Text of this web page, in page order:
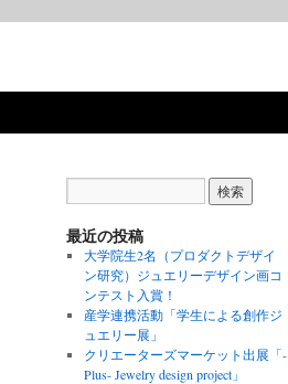
最近の投稿
大学院生2名（プロダクトデザイ
ン研究）ジュエリーデザイン画コ
ンテスト入賞！
産学連携活動「学生による創作ジ
ュエリー展」
クリエーターズマーケット出展「-
Plus- Jewelry design project」